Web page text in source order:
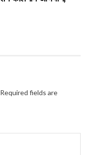
Required fields are